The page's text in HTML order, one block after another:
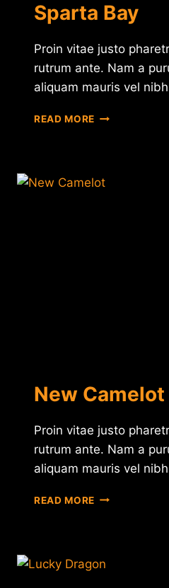
Sparta Bay
Proin vitae justo
rutrum ante. Nam a
aliquam mauris vel
READ MORE SPARTA
New Camelot
Proin vitae justo
rutrum ante. Nam a
aliquam mauris vel
READ MORE NEW